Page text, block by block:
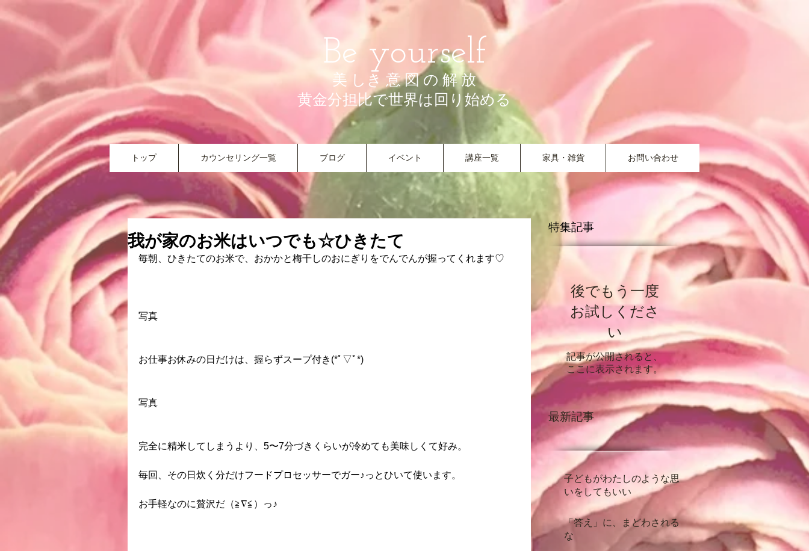
Be yourself
美 しき 意 図 の 解 放
​黄金分担比で世界は回り始める
トップ カウンセリング一覧 ブログ イベント 講座一覧 家具・雑貨 お問い合わせ
我が家のお米はいつでも☆ひきたて
毎朝、ひきたてのお米で、おかかと梅干しのおにぎりをでんでんが握ってくれます♡
写真
お仕事お休みの日だけは、握らずスープ付き(*ﾟ▽ﾟ*)
写真
完全に精米してしまうより、5〜7分づきくらいが冷めても美味しくて好み。
毎回、その日炊く分だけフードプロセッサーでガー♪っとひいて使います。
お手軽なのに贅沢だ（≧∇≦）っ♪
特集記事
後でもう一度
お試しくださ
い
記事が公開されると、
ここに表示されます。
最新記事
子どもがわたしのような思
いをしてもいい
「答え」に、まどわされる
な